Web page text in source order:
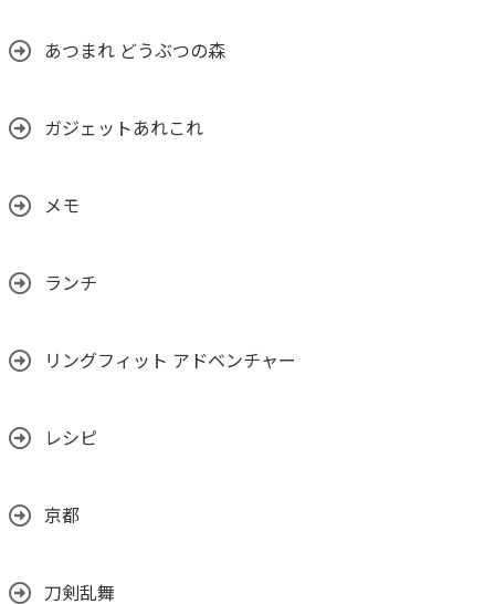
あつまれ どうぶつの森
ガジェットあれこれ
メモ
ランチ
リングフィット アドベンチャー
レシピ
京都
刀剣乱舞